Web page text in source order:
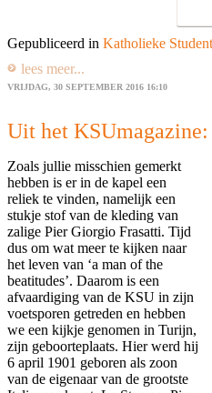
Gepubliceerd in Katholieke
lees meer...
VRIJDAG, 30 SEPTEMBER 2016 16:10
Uit het
Zoals jullie misschien gemerkt
hebben is er in de kapel een
reliek te vinden, namelijk een
stukje stof van de kleding van
zalige Pier Giorgio Frasatti. Tijd
dus om wat meer te kijken naar
het leven van ‘a man of the
beatitudes’. Daarom is een
afvaardiging van de KSU in zijn
voetsporen getreden en hebben
we een kijkje genomen in Turijn,
zijn geboorteplaats. Hier werd hij
6 april 1901 geboren als zoon
van de eigenaar van de grootste